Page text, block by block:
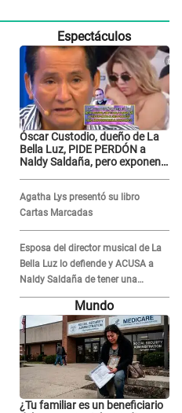
Espectáculos
Óscar Custodio, dueño de La
Bella Luz, PIDE PERDÓN a
Naldy Saldaña, pero exponen
grabar"
Agatha Lys presentó su libro
Cartas Marcadas
Esposa del director musical de La
Bella Luz lo defiende y ACUSA a
Naldy Saldaña de tener una
relación con él y otros integrantes
Mundo
¿Tu familiar es un beneficiario